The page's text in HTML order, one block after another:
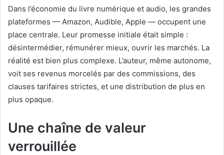
Dans l’économie du livre numérique et audio, les grandes
plateformes — Amazon, Audible, Apple — occupent une
place centrale. Leur promesse initiale était simple :
désintermédier, rémunérer mieux, ouvrir les marchés. La
réalité est bien plus complexe. L’auteur, même autonome,
voit ses revenus morcelés par des commissions, des
clauses tarifaires strictes, et une distribution de plus en
plus opaque.
Une chaîne de valeur
verrouillée